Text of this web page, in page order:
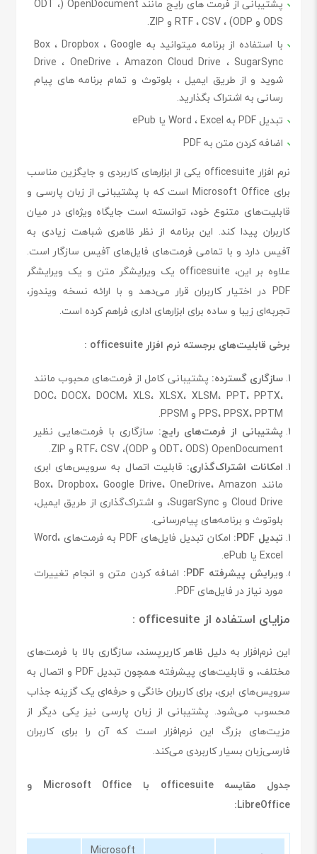
پشتیبانی از فرمت های رایج مانند OpenDocument (ODT ،
ODS و ODP) ، RTF ، CSV و ZIP.
با استفاده از برنامه میتوانید به Box ، Dropbox ، Google
Drive ، OneDrive ، Amazon Cloud Drive ، SugarSync
شوید و از طریق ایمیل ، بلوتوث و تمام برنامه های پیام
رسانی به اشتراک بگذارید.
تبدیل PDF به Word ، Excel یا ePub
اضافه کردن متن به PDF
نرم افزار officesuite یکی از ابزارهای کاربردی و جایگزین مناسب
برای Microsoft Office است که با پشتیبانی از زبان پارسی و
قابلیت‌های متنوع خود، توانسته است جایگاه ویژه‌ای در میان
کاربران پیدا کند. این برنامه از نظر ظاهری شباهت زیادی به
آفیس دارد و با تمامی فرمت‌های فایل‌های آفیس سازگار است.
علاوه بر این، officesuite یک ویرایشگر متن و یک ویرایشگر
PDF در اختیار کاربران قرار می‌دهد و با ارائه نسخه ویندوز،
تجربه‌ای زیبا و ساده برای ابزارهای اداری فراهم کرده است.
برخی قابلیت‌های برجسته نرم افزار officesuite :
سازگاری گسترده: پشتیبانی کامل از فرمت‌های محبوب مانند
DOC، DOCX، DOCM، XLS، XLSX، XLSM، PPT، PPTX،
PPS، PPSX، PPTM و PPSM.
پشتیبانی از فرمت‌های رایج: سازگاری با فرمت‌هایی نظیر
OpenDocument (ODT، ODS و ODP)، RTF، CSV و ZIP.
امکانات اشتراک‌گذاری: قابلیت اتصال به سرویس‌های ابری
مانند Box، Dropbox، Google Drive، OneDrive، Amazon
Cloud Drive و SugarSync، و اشتراک‌گذاری از طریق ایمیل،
بلوتوث و برنامه‌های پیام‌رسانی.
تبدیل PDF:
امکان تبدیل فایل‌های PDF به فرمت‌های Word،
Excel یا ePub.
ویرایش پیشرفته PDF:
اضافه کردن متن و انجام تغییرات
مورد نیاز در فایل‌های PDF.
مزایای استفاده از officesuite :
این نرم‌افزار به دلیل ظاهر کاربرپسند، سازگاری بالا با فرمت‌های
مختلف، و قابلیت‌های پیشرفته همچون تبدیل PDF و اتصال به
سرویس‌های ابری، برای کاربران خانگی و حرفه‌ای یک گزینه جذاب
محسوب می‌شود. پشتیبانی از زبان پارسی نیز یکی دیگر از
مزیت‌های بزرگ این نرم‌افزار است که آن را برای کاربران
فارسی‌زبان بسیار کاربردی می‌کند.
جدول مقایسه officesuite با Microsoft Office و
LibreOffice:
Microsoft